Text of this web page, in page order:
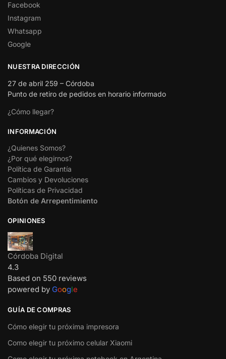
Facebook
Instagram
Whatsapp
Google
NUESTRA DIRECCIÓN
27 de abril 259 – Córdoba
Punto de retiro de pedidos en horario informado
¿Cómo llegar?
INFORMACIÓN
¿Quienes Somos?
¿Por qué elegirnos?
Política de Garantía
Cambios y Devoluciones
Políticas de Privacidad
Botón de Arrepentimiento
OPINIONES
Córdoba Digital
4.3
Based on 550 reviews
powered by Google
GUÍA DE COMPRAS
Cómo elegir tu próxima impresora
Como elegir tu próximo celular Xiaomi